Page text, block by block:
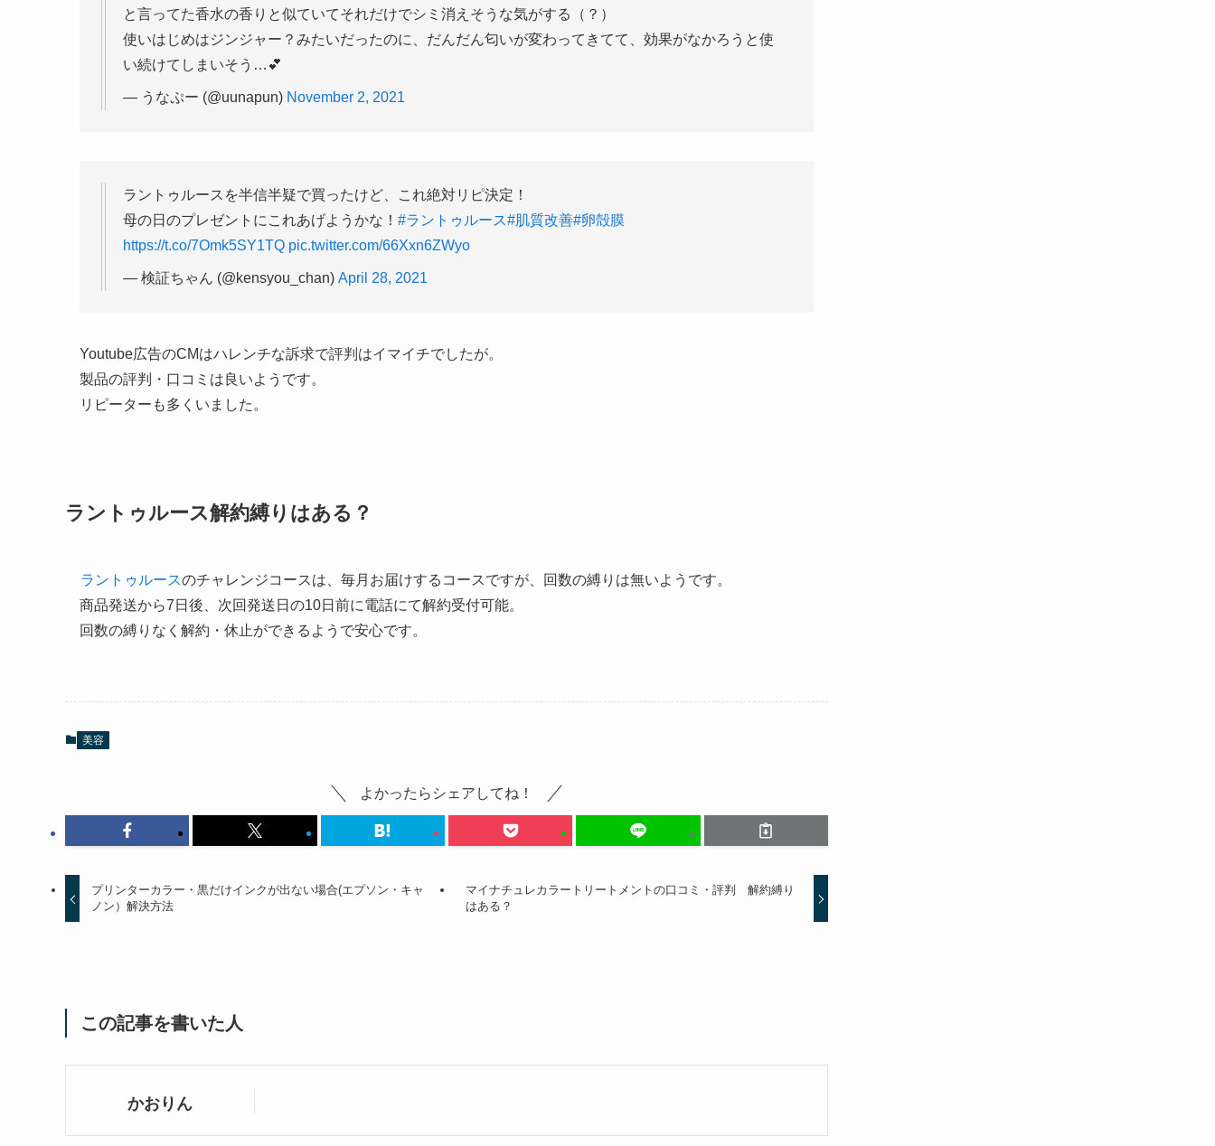
と言ってた香水の香りと似ていてそれだけでシミ消えそうな気がする（？）
使いはじめはジンジャー？みたいだったのに、だんだん匂いが変わってきてて、効果がなかろうと使
い続けてしまいそう…💕
— うなぷー (@uunapun) November 2, 2021
ラントゥルースを半信半疑で買ったけど、これ絶対リピ決定！
母の日のプレゼントにこれあげようかな！ #ラントゥルース#肌質改善#卵殻膜
https://t.co/7Omk5SY1TQ pic.twitter.com/66Xxn6ZWyo
— 検証ちゃん (@kensyou_chan) April 28, 2021
Youtube広告のCMはハレンチな訴求で評判はイマイチでしたが。
製品の評判・口コミは良いようです。
リピーターも多くいました。
ラントゥルース解約縛りはある？
ラントゥルースのチャレンジコースは、毎月お届けするコースですが、回数の縛りは無いようです。
商品発送から7日後、次回発送日の10日前に電話にて解約受付可能。
回数の縛りなく解約・休止ができるようで安心です。
美容
よかったらシェアしてね！
プリンターカラー・黒だけインクが出ない場合(エプソン・キャ
ノン）解決方法
マイナチュレカラートリートメントの口コミ・評判 解約縛り
はある？
この記事を書いた人
かおりん